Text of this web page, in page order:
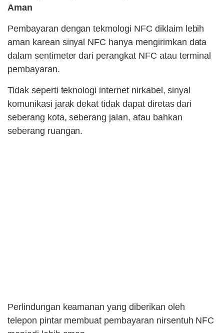
Aman
Pembayaran dengan tekmologi NFC diklaim lebih
aman karean sinyal NFC hanya mengirimkan data
dalam sentimeter dari perangkat NFC atau terminal
pembayaran.
Tidak seperti teknologi internet nirkabel, sinyal
komunikasi jarak dekat tidak dapat diretas dari
seberang kota, seberang jalan, atau bahkan
seberang ruangan.
Perlindungan keamanan yang diberikan oleh
telepon pintar membuat pembayaran nirsentuh NFC